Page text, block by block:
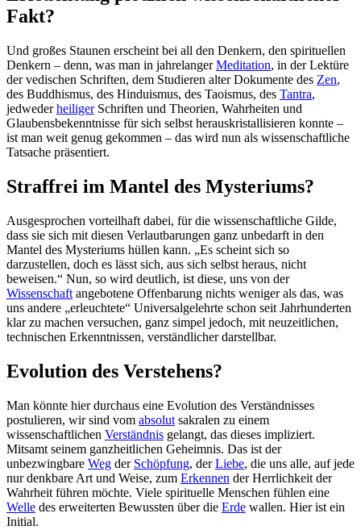
Fakt?
Und großes Staunen erscheint bei all den Denkern, den spirituellen
Denkern – denn, was man in jahrelangerMeditation, in der Lektüre
der vedischen Schriften, dem Studieren alter Dokumente des Zen,
des Buddhismus, des Hinduismus, des Taoismus, des Tantra,
jedwederheiligerSchriften und Theorien, Wahrheiten und
Glaubensbekenntnisse für sich selbst herauskristallisieren konnte –
ist man weit genug gekommen – das wird nun als wissenschaftliche
Tatsache präsentiert.
Straffrei im Mantel des Mysteriums?
Ausgesprochen vorteilhaft dabei, für die wissenschaftliche Gilde,
dass sie sich mit diesen Verlautbarungen ganz unbedarft in den
Mantel des Mysteriums hüllen kann. „Es scheint sich so
darzustellen, doch es lässt sich, aus sich selbst heraus, nicht
beweisen.“ Nun, so wird deutlich, ist diese, uns von der
Wissenschaft angebotene Offenbarung nichts weniger als das, was
uns andere „erleuchtete“ Universalgelehrte schon seit Jahrhunderten
klar zu machen versuchen, ganz simpel jedoch, mit neuzeitlichen,
technischen Erkenntnissen, verständlicher darstellbar.
Evolution des Verstehens?
Man könnte hier durchaus eine Evolution des Verständnisses
postulieren, wir sind vom absolut sakralen zu einem
wissenschaftlichen Verständnis gelangt, das dieses impliziert.
Mitsamt seinem ganzheitlichen Geheimnis. Das ist der
unbezwingbare Weg der Schöpfung, derLiebe, die uns alle, auf jede
nur denkbare Art und Weise, zum Erkennen der Herrlichkeit der
Wahrheit führen möchte. Viele spirituelle Menschen fühlen eine
Welle des erweiterten Bewussten über die Erde wallen. Hier ist ein
Initial.